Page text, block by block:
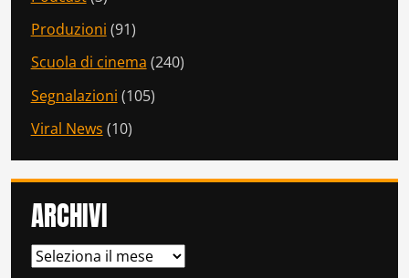
Produzioni (91)
Scuola di cinema (240)
Segnalazioni (105)
Viral News (10)
ARCHIVI
ARCHIVI